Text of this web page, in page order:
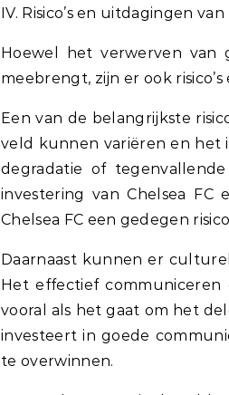
IV. Risico’s en uitdagingen
Hoewel het verwerven van
meebrengt, zijn er ook
Een van de belangrijkste
veld kunnen variëren en het
degradatie of
investering van Chelsea
Chelsea FC een gedegen
Daarnaast kunnen er
Het effectief communiceren
vooral als het gaat om het
investeert in goede
te overwinnen.